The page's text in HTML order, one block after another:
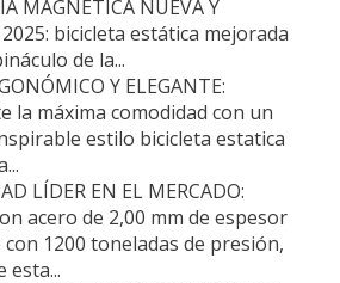
MAGNÉTICA NUEVA Y
2025: bicicleta estática mejorada
de la...
Y ELEGANTE:
la máxima comodidad con un
estilo bicicleta estatica
LÍDER EN EL MERCADO:
acero de 2,00 mm de espesor
1200 toneladas de presión,
esta...